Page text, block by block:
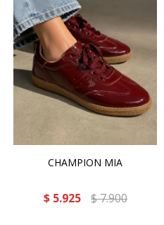
CHAMPION MIA
$ 5.925 $7.900